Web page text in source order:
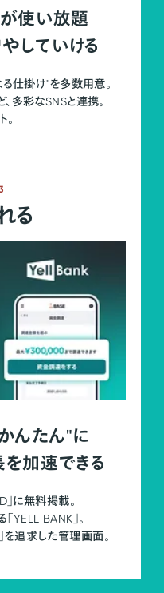
使い放題
していける
仕掛け"を多数用意。
多彩なSNSと連携。
。
る
んたん"に
加速できる
」に無料掲載。
YELL BANK」。
を追求した管理画面。